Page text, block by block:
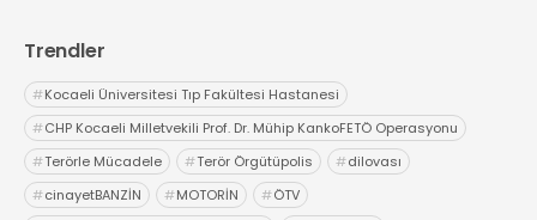
Trendler
#Kocaeli Üniversitesi Tıp Fakültesi Hastanesi
#CHP Kocaeli Milletvekili Prof. Dr. Mühip KankoFETÖ Operasyonu
#Terörle Mücadele #Terör Örgütüpolis #dilovası
#cinayetBANZİN #MOTORİN #ÖTV